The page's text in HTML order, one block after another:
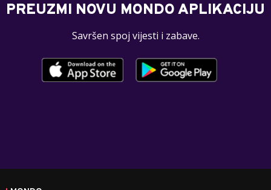
PREUZMI NOVU MONDO APLIKACIJU
Savršen spoj vijesti i zabave.